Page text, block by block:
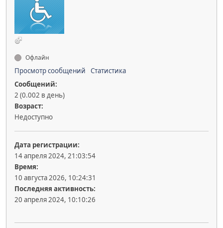
Офлайн
Просмотр сообщений
Статистика
Сообщений:
2 (0.002 в день)
Возраст:
Недоступно
Дата регистрации:
14 апреля 2024, 21:03:54
Время:
10 августа 2026, 10:24:31
Последняя активность:
20 апреля 2024, 10:10:26